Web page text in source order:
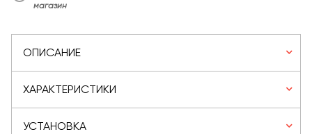
магазин
ОПИСАНИЕ
ХАРАКТЕРИСТИКИ
УСТАНОВКА